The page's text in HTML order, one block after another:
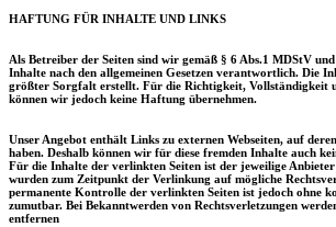
HAFTUNG FÜR INHALTE UND LINKS
Als Betreiber der Seiten sind wir gemäß § 6 Abs.1 MDStV
Inhalte nach den allgemeinen Gesetzen verantwortlich. Die
größter Sorgfalt erstellt. Für die Richtigkeit, Vollständigkeit
können wir jedoch keine Haftung übernehmen.
Unser Angebot enthält Links zu externen Webseiten, auf
haben. Deshalb können wir für diese fremden Inhalte auch
Für die Inhalte der verlinkten Seiten ist der jeweilige
wurden zum Zeitpunkt der Verlinkung auf mögliche
permanente Kontrolle der verlinkten Seiten ist jedoch ohne
zumutbar. Bei Bekanntwerden von Rechtsverletzungen
entfernen